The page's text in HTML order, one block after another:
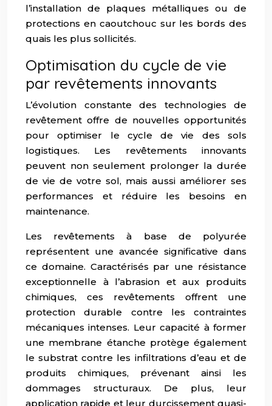
l’installation de plaques métalliques ou de
protections en caoutchouc sur les bords des
quais les plus sollicités.
Optimisation du cycle de vie
par revêtements innovants
L’évolution constante des technologies de
revêtement offre de nouvelles opportunités
pour optimiser le cycle de vie des sols
logistiques. Les revêtements innovants
peuvent non seulement prolonger la durée
de vie de votre sol, mais aussi améliorer ses
performances et réduire les besoins en
maintenance.
Les revêtements à base de polyurée
représentent une avancée significative dans
ce domaine. Caractérisés par une résistance
exceptionnelle à l’abrasion et aux produits
chimiques, ces revêtements offrent une
protection durable contre les contraintes
mécaniques intenses. Leur capacité à former
une membrane étanche protège également
le substrat contre les infiltrations d’eau et de
produits chimiques, prévenant ainsi les
dommages structuraux. De plus, leur
application rapide et leur durcissement quasi-